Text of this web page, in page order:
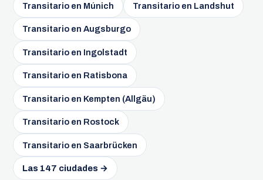
Transitario en Múnich Transitario en Landshut
Transitario en Augsburgo
Transitario en Ingolstadt
Transitario en Ratisbona
Transitario en Kempten (Allgäu)
Transitario en Rostock
Transitario en Saarbrücken
Las 147 ciudades →